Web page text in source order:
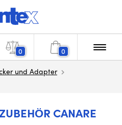
0 0
und Adapter
CANARE